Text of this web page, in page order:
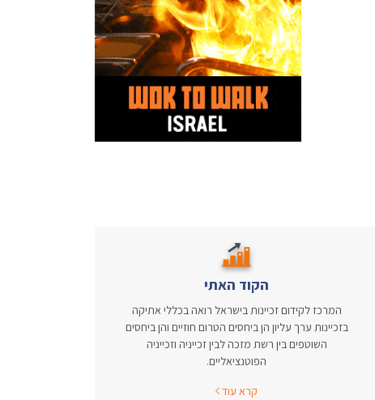
הקוד האתי
המרכז לקידום זכיינות בישראל רואה בכללי אתיקה
בזכיינות ערך עליון הן ביחסים הטרום חוזיים והן ביחסים
השוטפים בין רשת מזכה לבין זכייניה וזכייניה
הפוטנציאליים.
קרא עוד